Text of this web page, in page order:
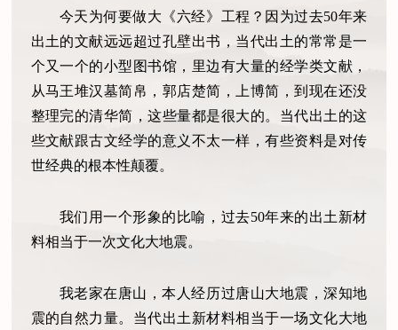
今天为何要做大《六经》工程？因为过去50年来
出土的文献远远超过孔壁出书，当代出土的常常是一
个又一个的小型图书馆，里边有大量的经学类文献，
从马王堆汉墓简帛，郭店楚简，上博简，到现在还没
整理完的清华简，这些量都是很大的。当代出土的这
些文献跟古文经学的意义不太一样，有些资料是对传
世经典的根本性颠覆。
我们用一个形象的比喻，过去50年来的出土新材
料相当于一次文化大地震。
我老家在唐山，本人经历过唐山大地震，深知地
震的自然力量。当代出土新材料相当于一场文化大地